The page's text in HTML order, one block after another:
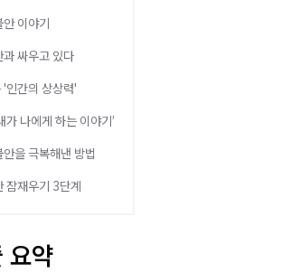
이야기
싸우고 있다
'인간의 상상력'
가 나에게 하는 이야기’
을 극복해낸 방법
잠재우기 3단계
요약